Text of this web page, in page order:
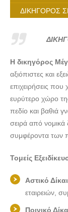
ΔΙΚΗΓΟΡΟΣ
ΔΙΚΗΓΟΡΟΣ
Η δικηγόρος
αξιόπιστες και
επιχειρήσεις που
ευρύτερο χώρο
πεδίο και βαθιά
σειρά από νομικά
συμφέροντα των
Τομείς
Αστικό
εταιρειών,
Ποινικό